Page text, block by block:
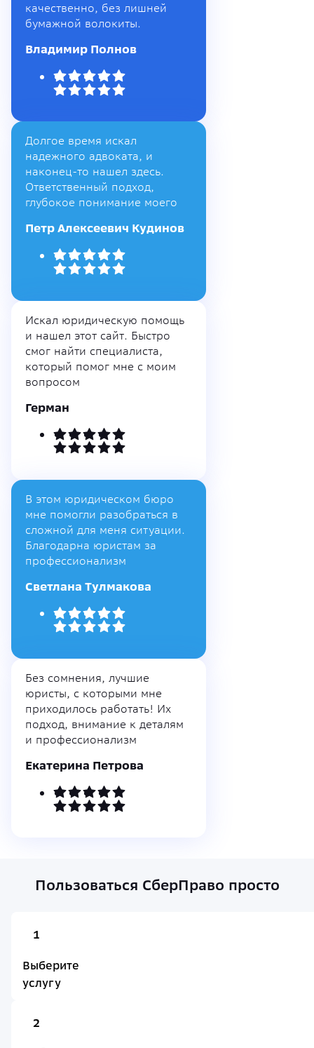
качественно, без лишней
бумажной волокиты.
Владимир Полнов
Долгое время искал
надежного адвоката, и
наконец-то нашел здесь.
Ответственный подход,
глубокое понимание моего
Петр Алексеевич Кудинов
Искал юридическую помощь
и нашел этот сайт. Быстро
смог найти специалиста,
который помог мне с моим
вопросом
Герман
В этом юридическом бюро
мне помогли разобраться в
сложной для меня ситуации.
Благодарна юристам за
профессионализм
Светлана Тулмакова
Без сомнения, лучшие
юристы, с которыми мне
приходилось работать! Их
подход, внимание к деталям
и профессионализм
Екатерина Петрова
Пользоваться СберПраво просто
1
Выберите
услугу
2